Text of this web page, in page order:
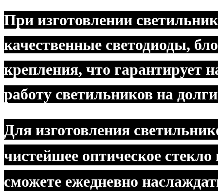
При изготовлении
качественные светодиоды,
крепления, что гарантирует
работу светильников на
Для изготовления
чистейшее оптическое
сможете ежедневно